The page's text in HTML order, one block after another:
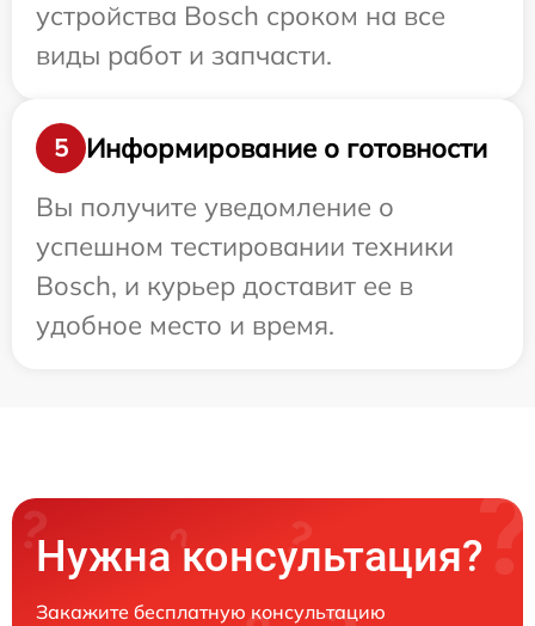
устройства Bosch сроком на все
виды работ и запчасти.
5
Информирование о готовности
Вы получите уведомление о
успешном тестировании техники
Bosch, и курьер доставит ее в
удобное место и время.
Нужна консультация?
Закажите бесплатную консультацию